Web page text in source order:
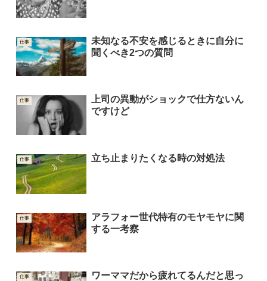
仕事
未知なる不安を感じるときに自分に
聞くべき2つの質問
仕事
上司の異動がショックで仕方ないん
ですけど
仕事 立ち止まりたくなる時の対処法
仕事
アラフォー世代特有のモヤモヤに関
する一考察
仕事
ワーママだから疲れてるんだと思っ